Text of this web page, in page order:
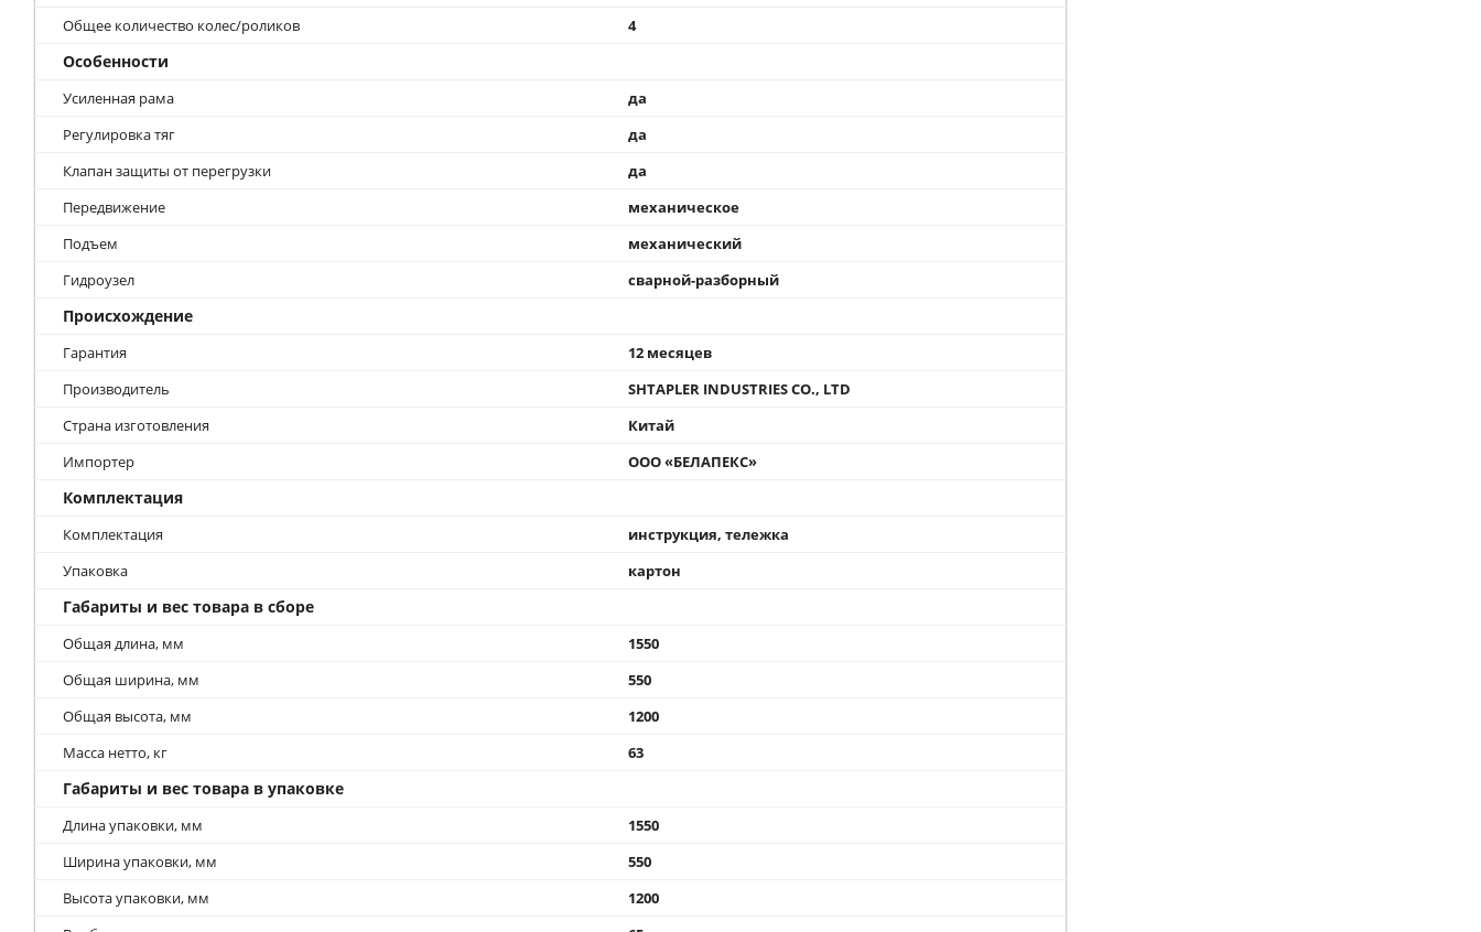
Общее количество колес/роликов
4
Особенности
Усиленная рама
да
Регулировка тяг
да
Клапан защиты от перегрузки
да
Передвижение
механическое
Подъем
механический
Гидроузел
сварной-разборный
Происхождение
Гарантия
12 месяцев
Производитель
SHTAPLER INDUSTRIES CO., LTD
Страна изготовления
Китай
Импортер
ООО «БЕЛАПЕКС»
Комплектация
Комплектация
инструкция, тележка
Упаковка
картон
Габариты и вес товара в сборе
Общая длина, мм
1550
Общая ширина, мм
550
Общая высота, мм
1200
Масса нетто, кг
63
Габариты и вес товара в упаковке
Длина упаковки, мм
1550
Ширина упаковки, мм
550
Высота упаковки, мм
1200